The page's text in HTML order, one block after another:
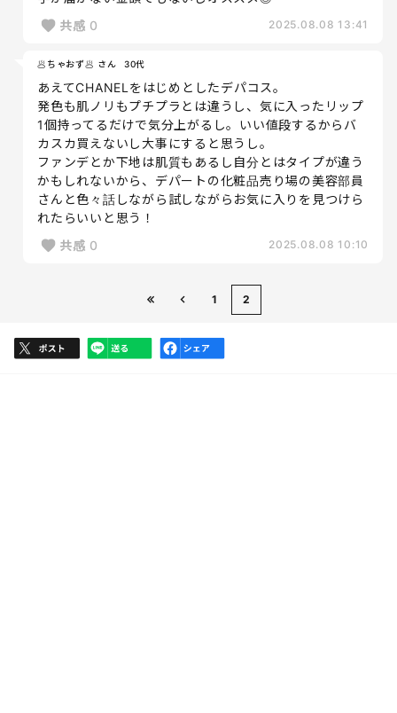
共感 0 2025.08.08 13:41
🥟ちゃおず🥟 さん 30代
あえてCHANELをはじめとしたデパコス。
発色も肌ノリもプチプラとは違うし、気に入ったリップ
1個持ってるだけで気分上がるし。いい値段するからバ
カスカ買えないし大事にすると思うし。
ファンデとか下地は肌質もあるし自分とはタイプが違う
かもしれないから、デパートの化粧品売り場の美容部員
さんと色々話しながら試しながらお気に入りを見つけら
れたらいいと思う！
共感 0 2025.08.08 10:10
1 2